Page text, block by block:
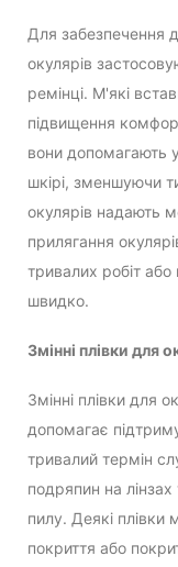
Для забезпечення
окулярів
ремінці. М'які
підвищення
вони допомагають
шкірі, зменшуючи
окулярів надають
прилягання
тривалих робіт або
швидко.
Змінні плівки для
Змінні плівки для
допомагає
тривалий термін
подряпин на
пилу. Деякі плівки
покриття або